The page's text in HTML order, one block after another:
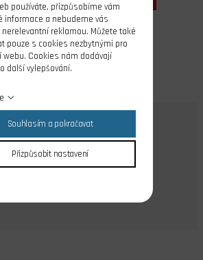
s válcovou hlavou M1,6x12, DIN 84A,
zinek.
používáte, přizpůsobíme vám
informace a nebudeme vás
nerelevantní reklamou. Můžete také
pouze s cookies nezbytnými pro
webu. Cookies nám dodávají
další vylepšování.
Souhlasím a pokračovat
Přizpůsobit nastavení